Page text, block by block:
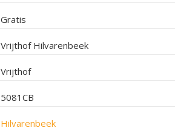
Gratis
Vrijthof Hilvarenbeek
Vrijthof
5081CB
Hilvarenbeek